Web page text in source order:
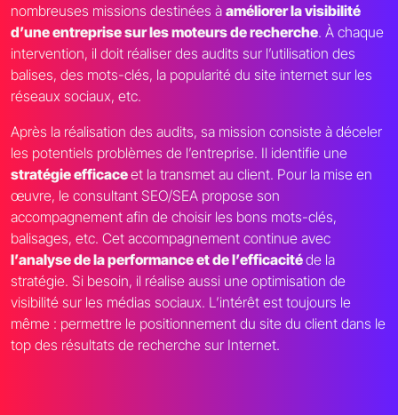
nombreuses missions destinées à améliorer la visibilité
d’une entreprise sur les moteurs de recherche. À chaque
intervention, il doit réaliser des audits sur l’utilisation des
balises, des mots-clés, la popularité du site internet sur les
réseaux sociaux, etc.
Après la réalisation des audits, sa mission consiste à déceler
les potentiels problèmes de l’entreprise. Il identifie une
stratégie efficaceet la transmet au client. Pour la mise en
œuvre, le consultant SEO/SEA propose son
accompagnement afin de choisir les bons mots-clés,
balisages, etc. Cet accompagnement continue avec
l’analyse de la performance et de l’efficacitéde la
stratégie. Si besoin, il réalise aussi une optimisation de
visibilité sur les médias sociaux. L’intérêt est toujours le
même : permettre le positionnement du site du client dans le
top des résultats de recherche sur Internet.